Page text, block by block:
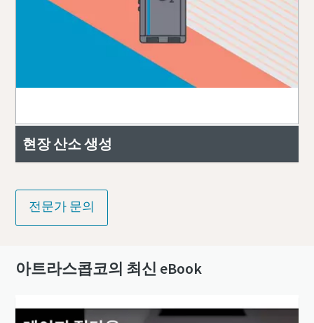
현장 산소 생성
전문가 문의
아트라스콥코의 최신 eBook